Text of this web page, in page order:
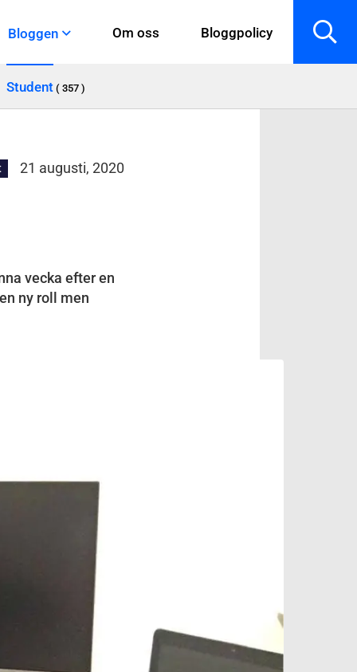
Bloggen Om oss Bloggpolicy
Student ( 357 )
21 augusti, 2020
vecka efter en
ny roll men